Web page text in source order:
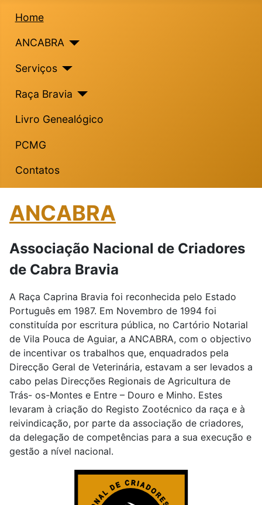
Home
ANCABRA
Serviços
Raça Bravia
Livro Genealógico
PCMG
Contatos
ANCABRA
Associação Nacional de Criadores
de Cabra Bravia
A Raça Caprina Bravia foi reconhecida pelo Estado
Português em 1987. Em Novembro de 1994 foi
constituída por escritura pública, no Cartório Notarial
de Vila Pouca de Aguiar, a ANCABRA, com o objectivo
de incentivar os trabalhos que, enquadrados pela
Direcção Geral de Veterinária, estavam a ser levados a
cabo pelas Direcções Regionais de Agricultura de
Trás- os-Montes e Entre – Douro e Minho. Estes
levaram à criação do Registo Zootécnico da raça e à
reivindicação, por parte da associação de criadores,
da delegação de competências para a sua execução e
gestão a nível nacional.